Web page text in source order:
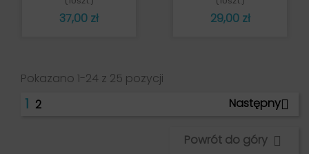
Cena
37,00 zł Cena
29,00 zł
Pokazano 1-24 z 25 pozycji
1 2 Następny
Powrót do góry 